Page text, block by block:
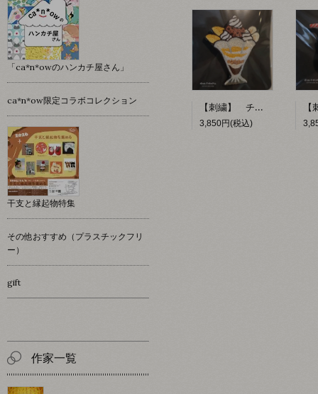
【刺繍】 チョコレートパフェ 【ポコルテポコチル】
3,850円(税込)
「ca*n*owのハンカチ屋さん」
ca*n*ow限定コラボコレクション
干支と縁起物特集
その他おすすめ（プラスチックフリ
ー）
gift
作家一覧